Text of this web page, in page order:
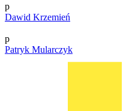
p
Dawid Krzemień
p
Patryk Mularczyk